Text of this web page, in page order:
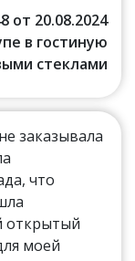
от 20.08.2024
в гостиную
стеклами
заказывала
что
открытый
моей